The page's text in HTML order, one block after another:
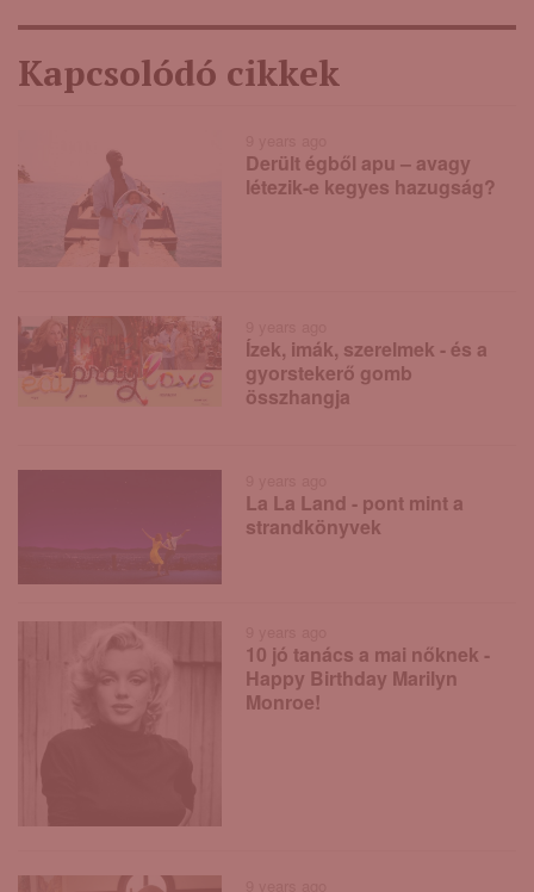
Kapcsolódó cikkek
Derült égből apu – avagy
létezik-e kegyes hazugság?
Ízek, imák, szerelmek - és a
gyorstekerő gomb
összhangja
La La Land - pont mint a
strandkönyvek
10 jó tanács a mai nőknek -
Happy Birthday Marilyn
Monroe!